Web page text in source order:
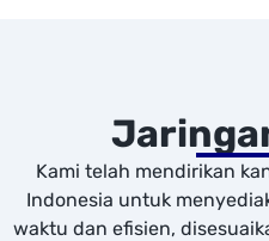
Kami telah mendirikan
Indonesia untuk
waktu dan efisien,